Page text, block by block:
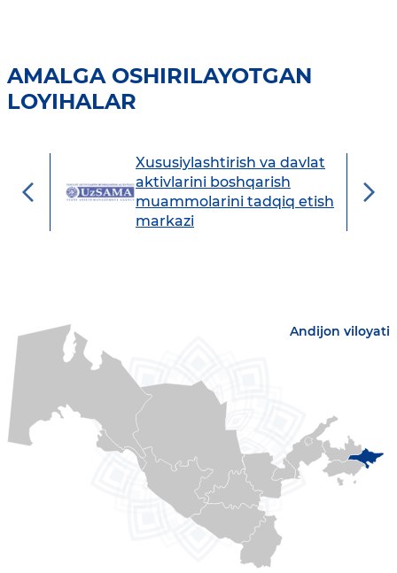
AMALGA OSHIRILAYOTGAN
LOYIHALAR
Xususiylashtirish va davlat
aktivlarini boshqarish
muammolarini tadqiq etish
markazi
Andijon viloyati